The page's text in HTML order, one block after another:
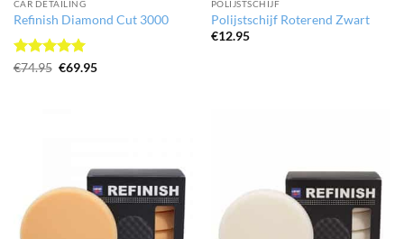
CAR DETAILING
Refinish Diamond Cut 3000
Gewaardeerd
€74.95 Oorspronkelijke
€69.95Huidige
POLIJSTSCHIJF
Polijstschijf Roterend Zwart
€12.95